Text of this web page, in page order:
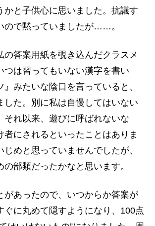
かと子供心に思いました。抗議す
ので黙っていましたが……。
答案用紙を覗き込んだクラスメ
つは習ってもいない漢字を書い
』みたいな陰口を言っていると、
した。別に私は自慢してはいない
れ以来、遊びに呼ばれないな
者にされるといったことはありま
じめと思っていませんでしたが、
部類だったかなと思います。
あったので、いつからか答案が
ぐに丸めて隠すようになり、100点